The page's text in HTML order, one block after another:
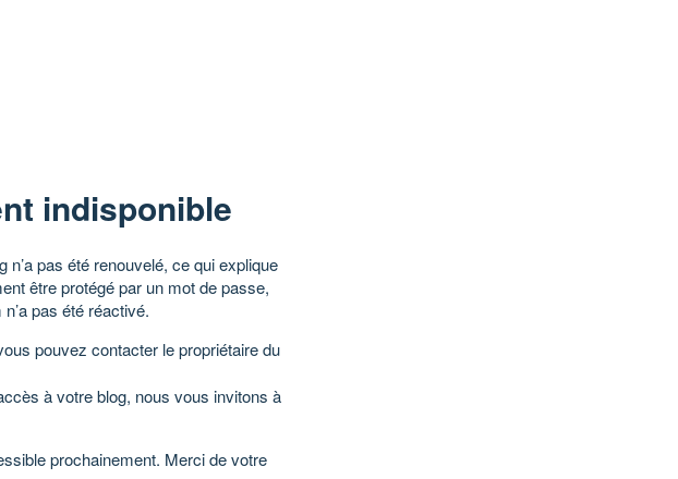
indisponible
n’a pas été renouvelé, ce qui explique
être protégé par un mot de passe,
pas été réactivé.
pouvez contacter le propriétaire du
à votre blog, nous vous invitons à
prochainement. Merci de votre